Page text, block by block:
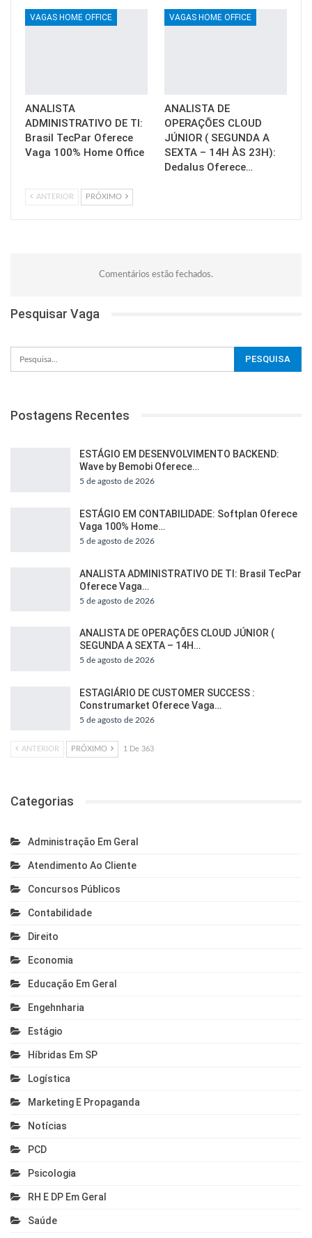
VAGAS HOME OFFICE
ANALISTA
ADMINISTRATIVO DE TI:
Brasil TecPar Oferece
Vaga 100% Home Office
VAGAS HOME OFFICE
ANALISTA DE
OPERAÇÕES CLOUD
JÚNIOR ( SEGUNDA A
SEXTA – 14H ÀS 23H):
Dedalus Oferece…
ANTERIOR PRÓXIMO
Comentários estão fechados.
Pesquisar Vaga
Postagens Recentes
ESTÁGIO EM DESENVOLVIMENTO BACKEND:
Wave by Bemobi Oferece…
5 de agosto de 2026
ESTÁGIO EM CONTABILIDADE: Softplan Oferece
Vaga 100% Home…
5 de agosto de 2026
ANALISTA ADMINISTRATIVO DE TI: Brasil TecPar
Oferece Vaga…
5 de agosto de 2026
ANALISTA DE OPERAÇÕES CLOUD JÚNIOR (
SEGUNDA A SEXTA – 14H…
5 de agosto de 2026
ESTAGIÁRIO DE CUSTOMER SUCCESS :
Construmarket Oferece Vaga…
5 de agosto de 2026
ANTERIOR PRÓXIMO 1 De 363
Categorias
Administração Em Geral
Atendimento Ao Cliente
Concursos Públicos
Contabilidade
Direito
Economia
Educação Em Geral
Engehnharia
Estágio
Híbridas Em SP
Logística
Marketing E Propaganda
Notícias
PCD
Psicologia
RH E DP Em Geral
Saúde